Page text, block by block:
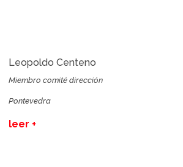
Leopoldo Centeno
Miembro comité dirección
Pontevedra
leer +